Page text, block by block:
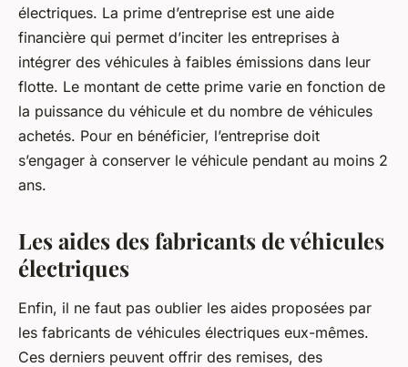
électriques. La prime d’entreprise est une aide
financière qui permet d’inciter les entreprises à
intégrer des véhicules à faibles émissions dans leur
flotte. Le montant de cette prime varie en fonction de
la puissance du véhicule et du nombre de véhicules
achetés. Pour en bénéficier, l’entreprise doit
s’engager à conserver le véhicule pendant au moins 2
ans.
Les aides des fabricants de véhicules
électriques
Enfin, il ne faut pas oublier les aides proposées par
les fabricants de véhicules électriques eux-mêmes.
Ces derniers peuvent offrir des remises, des